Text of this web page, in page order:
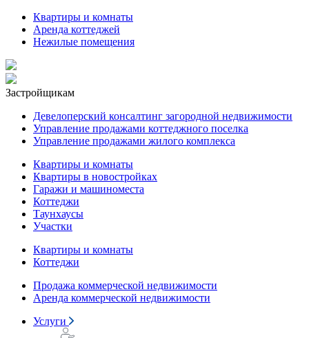
Квартиры и комнаты
Аренда коттеджей
Нежилые помещения
Застройщикам
Девелоперский консалтинг загородной недвижимости
Управление продажами коттеджного поселка
Управление продажами жилого комплекса
Квартиры и комнаты
Квартиры в новостройках
Гаражи и машиноместа
Коттеджи
Таунхаусы
Участки
Квартиры и комнаты
Коттеджи
Продажа коммерческой недвижимости
Аренда коммерческой недвижимости
Услуги